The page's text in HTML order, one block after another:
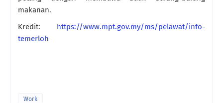
makanan.
Kredit: https://www.mpt.gov.my/ms/pelawat/info-
temerloh
Work